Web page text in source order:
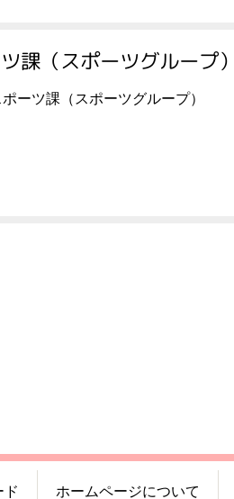
課（スポーツグループ
ーツ課（スポーツグループ）
ド ホームページについて